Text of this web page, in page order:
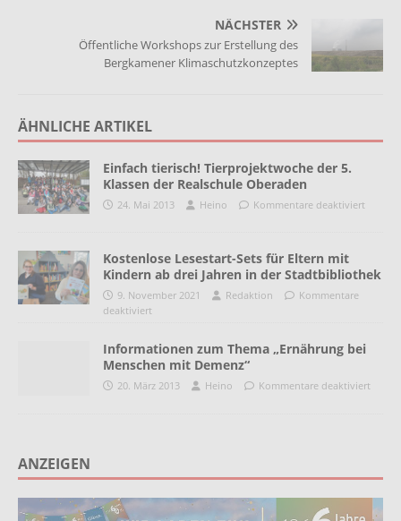
NÄCHSTER
Öffentliche Workshops zur Erstellung des
Bergkamener Klimaschutzkonzeptes
ÄHNLICHE ARTIKEL
Einfach tierisch! Tierprojektwoche der 5.
Klassen der Realschule Oberaden
24. Mai 2013 Heino Kommentare deaktiviert
Kostenlose Lesestart-Sets für Eltern mit
Kindern ab drei Jahren in der Stadtbibliothek
9. November 2021 Redaktion
Kommentare
deaktiviert
Informationen zum Thema „Ernährung bei
Menschen mit Demenz“
20. März 2013 Heino Kommentare deaktiviert
ANZEIGEN